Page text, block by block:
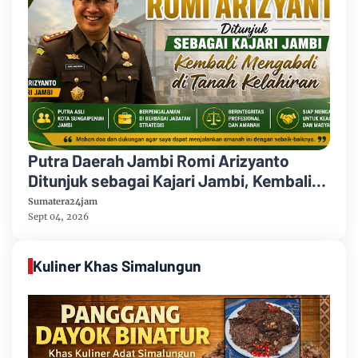
Putra Daerah Jambi Romi Arizyanto
Ditunjuk sebagai Kajari Jambi, Kembali
Mengabdi di Tanah Kelahiran
Sumatera24jam
Sept 04, 2026
Kuliner Khas Simalungun